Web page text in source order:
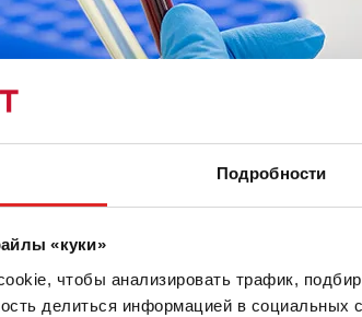
Подробности
«куки»
чтобы анализировать трафик,
делиться информацией в